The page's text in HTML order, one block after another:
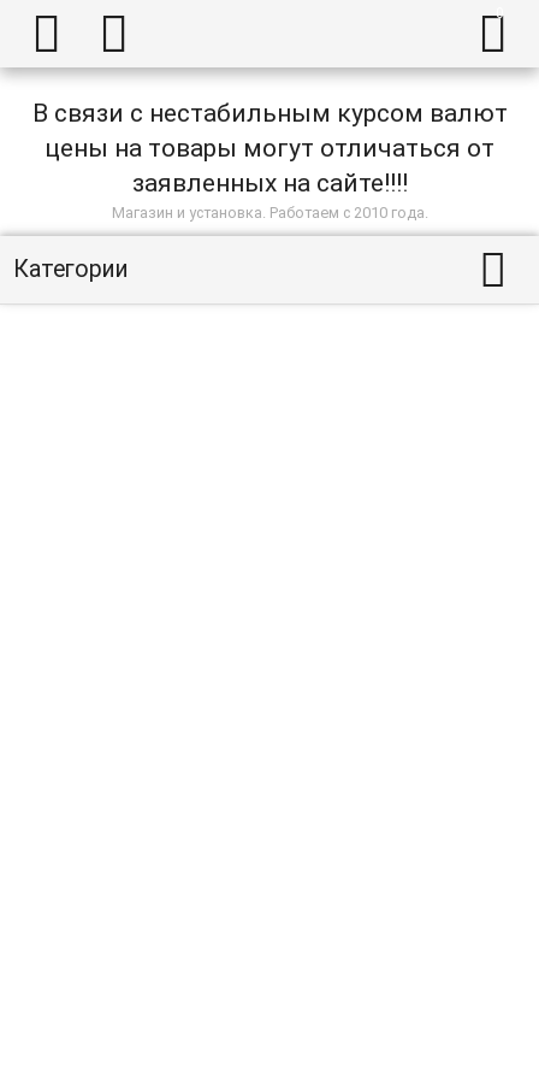
  
В связи с нестабильным курсом валют
цены на товары могут отличаться от
заявленных на сайте!!!!
Магазин и установка. Работаем с 2010 года.
Категории 